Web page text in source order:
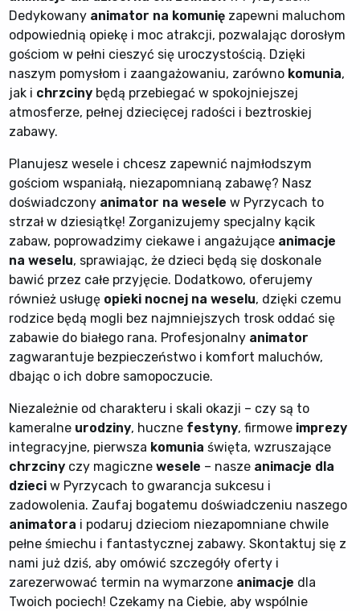
Dedykowany animator na komunię zapewni maluchom
odpowiednią opiekę i moc atrakcji, pozwalając dorosłym
gościom w pełni cieszyć się uroczystością. Dzięki
naszym pomysłom i zaangażowaniu, zarówno komunia,
jak i chrzciny będą przebiegać w spokojniejszej
atmosferze, pełnej dziecięcej radości i beztroskiej
zabawy.
Planujesz wesele i chcesz zapewnić najmłodszym
gościom wspaniałą, niezapomnianą zabawę? Nasz
doświadczony animator na wesele w Pyrzycach to
strzał w dziesiątkę! Zorganizujemy specjalny kącik
zabaw, poprowadzimy ciekawe i angażujące animacje
na weselu, sprawiając, że dzieci będą się doskonale
bawić przez całe przyjęcie. Dodatkowo, oferujemy
również usługę opieki nocnej na weselu, dzięki czemu
rodzice będą mogli bez najmniejszych trosk oddać się
zabawie do białego rana. Profesjonalny animator
zagwarantuje bezpieczeństwo i komfort maluchów,
dbając o ich dobre samopoczucie.
Niezależnie od charakteru i skali okazji – czy są to
kameralne urodziny, huczne festyny, firmowe imprezy
integracyjne, pierwsza komunia święta, wzruszające
chrzciny czy magicznewesele – nasze animacje dla
dzieci w Pyrzycach to gwarancja sukcesu i
zadowolenia. Zaufaj bogatemu doświadczeniu naszego
animatora i podaruj dzieciom niezapomniane chwile
pełne śmiechu i fantastycznej zabawy. Skontaktuj się z
nami już dziś, aby omówić szczegóły oferty i
zarezerwować termin na wymarzone animacje dla
Twoich pociech! Czekamy na Ciebie, aby wspólnie